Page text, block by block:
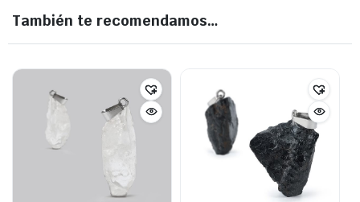
También te recomendamos…